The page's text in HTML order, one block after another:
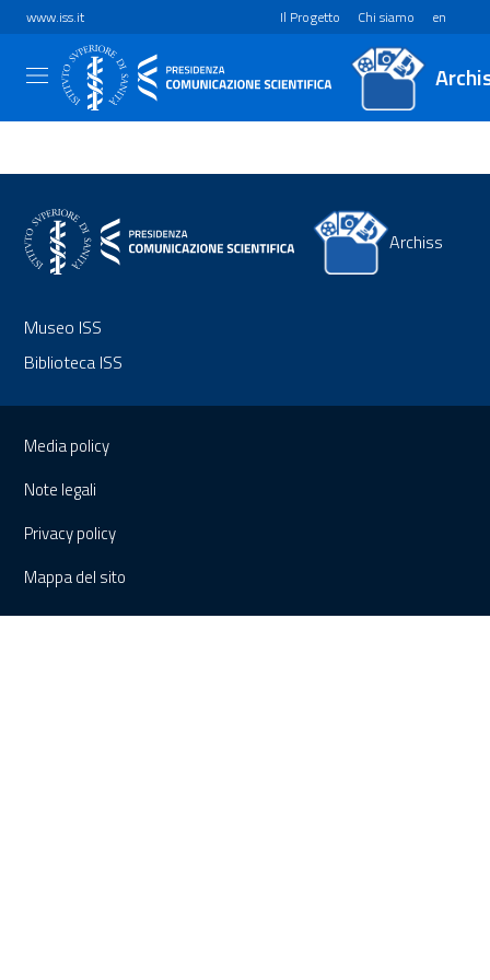
www.iss.it Il Progetto Chi siamo en
Archiss
Museo ISS
Biblioteca ISS
Media policy
Note legali
Privacy policy
Mappa del sito